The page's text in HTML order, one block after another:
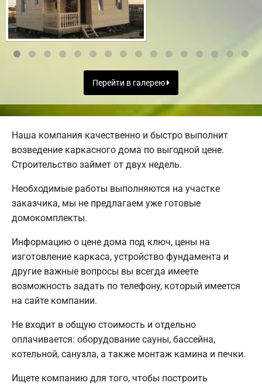
Перейти в галерею
Наша компания качественно и быстро выполнит
возведение каркасного дома по выгодной цене.
Строительство займет от двух недель.
Необходимые работы выполняются на участке
заказчика, мы не предлагаем уже готовые
домокомплекты.
Информацию о цене дома под ключ, цены на
изготовление каркаса, устройство фундамента и
другие важные вопросы вы всегда имеете
возможность задать по телефону, который имеется
на сайте компании.
Не входит в общую стоимость и отдельно
оплачивается: оборудование сауны, бассейна,
котельной, санузла, а также монтаж камина и печки.
Ищете компанию для того, чтобы построить